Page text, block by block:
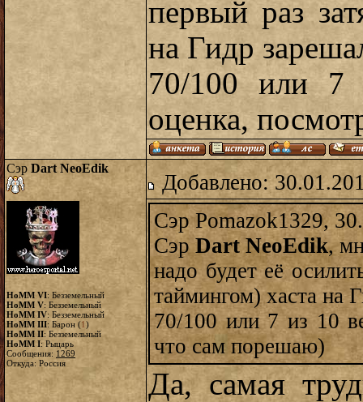
первый раз
на Гидр
70/100 или 7
оценка,
Сэр Dart NeoEdik
HoMM VI: Безземельный
HoMM V: Безземельный
HoMM IV: Безземельный
HoMM III: Барон (1)
HoMM II: Безземельный
HoMM I: Рыцарь
Сообщения: 1269
Откуда: Россия
Добавлено:
Сэр Pomazok1329,
СэрDart NeoEdik,
надо будет её
таймингом) хаста на
70/100 или 7 из 10
что сам порешаю)
Да, самая